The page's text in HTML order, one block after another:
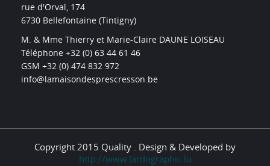
rue d'Orval, 174
6730 Bellefontaine (Tintigny)
M. & Mme Thierry et Marie-Claire DAUNE LOISEAU
Téléphone +32 (0) 63 44 61 46
GSM +32 (0) 474 832 972
info@lamaisondesprescresson.be
Copyright 2015 Quality . Design & Developed by
http://www.lardographic.lu